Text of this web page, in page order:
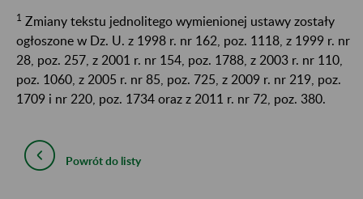
1 Zmiany tekstu jednolitego wymienionej ustawy zostały
ogłoszone w Dz. U. z 1998 r. nr 162, poz. 1118, z 1999 r. nr
28, poz. 257, z 2001 r. nr 154, poz. 1788, z 2003 r. nr 110,
poz. 1060, z 2005 r. nr 85, poz. 725, z 2009 r. nr 219, poz.
1709 i nr 220, poz. 1734 oraz z 2011 r. nr 72, poz. 380.
Powrót do listy